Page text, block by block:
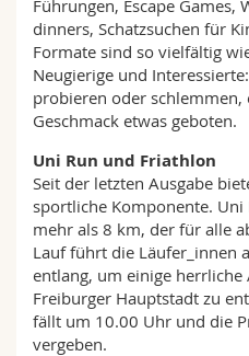
Führungen, Escape Games,
dinners, Schatzsuchen für
Formate sind so vielfältig
Neugierige und
probieren oder schlemmen,
Geschmack etwas geboten.
Uni Run und Friathlon
Seit der letzten Ausgabe
sportliche Komponente.
mehr als 8 km, der für alle
Lauf führt die Läufer_innen
entlang, um einige herrliche
Freiburger Hauptstadt zu
fällt um 10.00 Uhr und die
vergeben.